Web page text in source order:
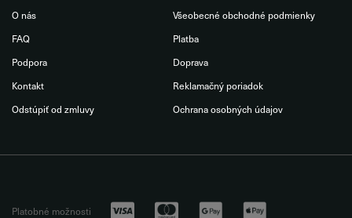
O nás
FAQ
Podpora
Kontakt
Odstúpiť od zmluvy
Všeobecné obchodné podmienky
Platba
Doprava
Reklamačný poriadok
Ochrana osobných údajov
Platobné možnosti